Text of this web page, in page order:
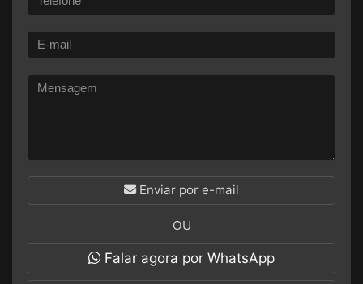
Enviar por e-mail
OU
Falar agora por WhatsApp